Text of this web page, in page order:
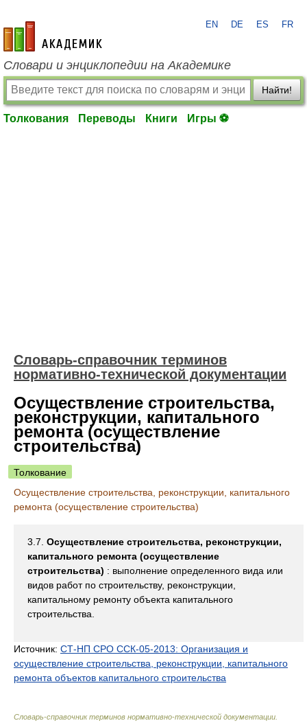
academic.ru
EN DE ES FR
Словари и энциклопедии на Академике
Найти!
Толкования Переводы Книги Игры ⚽
Словарь-справочник терминов
нормативно-технической документации
Осуществление строительства,
реконструкции, капитального
ремонта (осуществление
строительства)
Толкование
Осуществление строительства, реконструкции, капитального
ремонта (осуществление строительства)
3.7. Осуществление строительства, реконструкции,
капитального ремонта (осуществление
строительства) : выполнение определенного вида или
видов работ по строительству, реконструкции,
капитальному ремонту объекта капитального
строительства.
Источник: СТ-НП СРО ССК-05-2013: Организация и
осуществление строительства, реконструкции, капитального
ремонта объектов капитального строительства
Словарь-справочник терминов нормативно-технической документации